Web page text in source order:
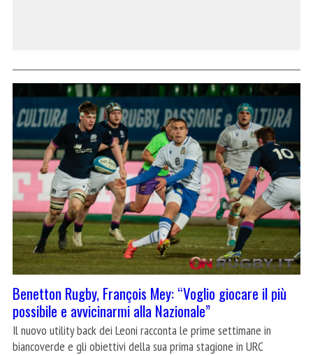
Benetton Rugby, François Mey: “Voglio giocare il più
possibile e avvicinarmi alla Nazionale”
Il nuovo utility back dei Leoni racconta le prime settimane in
biancoverde e gli obiettivi della sua prima stagione in URC